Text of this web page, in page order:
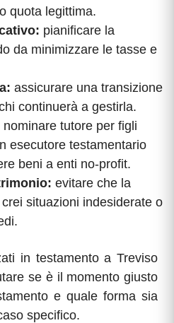
quota legittima.
pianificare la
da minimizzare le tasse e
assicurare una transizione
continuerà a gestirla.
nominare tutore per figli
esecutore testamentario
beni a enti no-profit.
evitare che la
situazioni indesiderate o
in testamento a Treviso
se è il momento giusto
e quale forma sia
specifico.